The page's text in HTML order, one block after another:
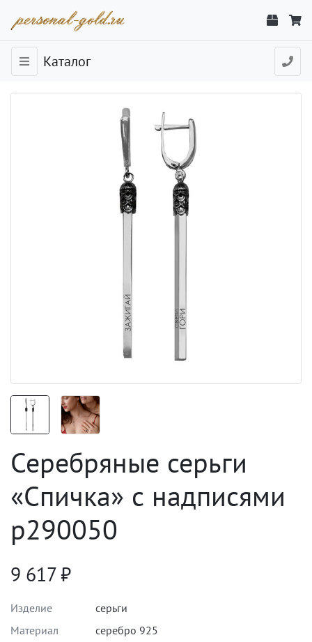
Каталог
Серебряные серьги
«Спичка» с надписями
p290050
9 617 ₽
Изделие
серьги
Материал
серебро 925